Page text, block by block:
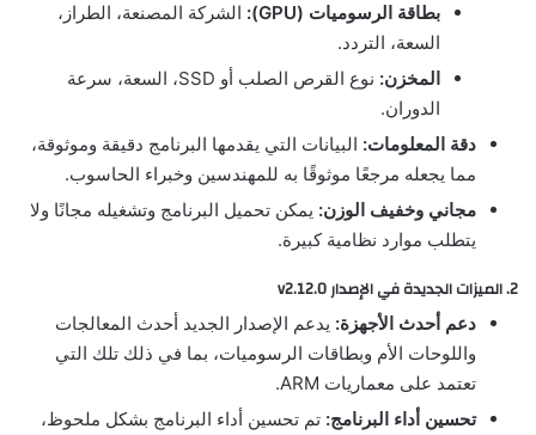
بطاقة الرسوميات (GPU):
الشركة المصنعة، الطراز،
السعة، التردد.
المخزن:
نوع القرص الصلب أو SSD، السعة، سرعة
الدوران.
دقة المعلومات: البيانات التي يقدمها البرنامج دقيقة وموثوقة،
مما يجعله مرجعًا موثوقًا به للمهندسين وخبراء الحاسوب.
مجاني وخفيف الوزن: يمكن تحميل البرنامج وتشغيله مجانًا ولا
يتطلب موارد نظامية كبيرة.
2. الميزات الجديدة في الإصدار v2.12.0
دعم أحدث الأجهزة: يدعم الإصدار الجديد أحدث المعالجات
واللوحات الأم وبطاقات الرسوميات، بما في ذلك تلك التي
تعتمد على معماريات ARM.
تحسين أداء البرنامج: تم تحسين أداء البرنامج بشكل ملحوظ،